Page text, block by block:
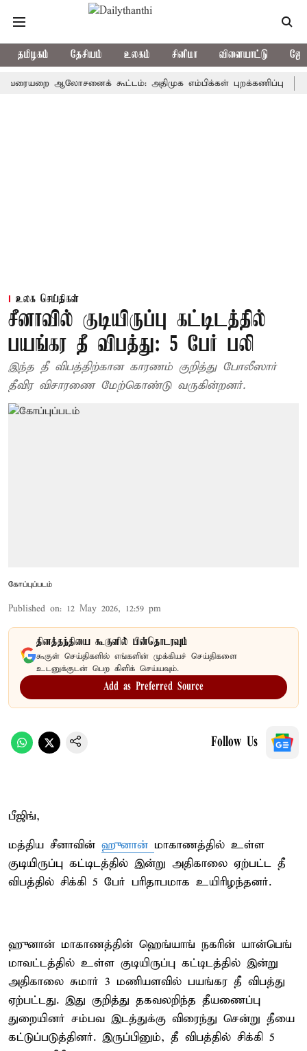
தமிழகம் தேசியம் உலகம் சினிமா விளையாட்டு
ஆலோசனைக் கூட்டம்: அதிமுக எம்பிக்கள் புறக்கணிப்பு
உலக செய்திகள்
சீனாவில் குடியிருப்பு கட்டிடத்தில்
பயங்கர தீ விபத்து: 5 பேர் பலி
இந்த தீ விபத்திற்கான காரணம் குறித்து போலீஸார்
தீவிர விசாரணை மேற்கொண்டு வருகின்றனர்.
கோப்புப்படம்
Published on: 12 May 2026, 12:59 pm
தினத்தந்தியை கூகுளில் பின்தொடரவும்
கூகுள் செய்திகளில் எங்களின் முக்கியச் செய்திகளை
உடனுக்குடன் பெற கிளிக் செய்யவும்.
Add as Preferred Source
Follow Us
பீஜிங்,
மத்திய சீனாவின் ஹுனான் மாகாணத்தில் உள்ள
குடியிருப்பு கட்டிடத்தில் இன்று அதிகாலை ஏற்பட்ட தீ
விபத்தில் சிக்கி 5 பேர் பரிதாபமாக உயிரிழந்தனர்.
ஹுனான் மாகாணத்தின் ஹெங்யாங் நகரின் யான்பெங்
மாவட்டத்தில் உள்ள குடியிருப்பு கட்டிடத்தில் இன்று
அதிகாலை சுமார் 3 மணியளவில் பயங்கர தீ விபத்து
ஏற்பட்டது. இது குறித்து தகவலறிந்த தீயணைப்பு
துறையினர் சம்பவ இடத்துக்கு விரைந்து சென்று தீயை
கட்டுப்படுத்தினர். இருப்பினும், தீ விபத்தில் சிக்கி 5